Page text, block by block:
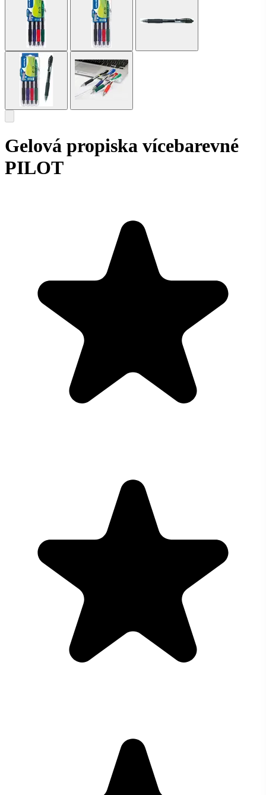
Gelová propiska vícebarevné
PILOT